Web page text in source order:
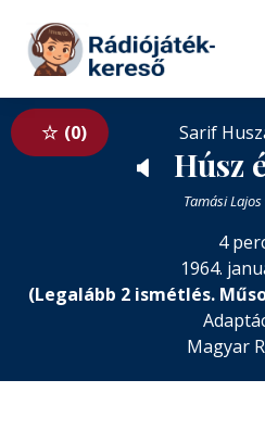
Tovább a tartalomhoz
0 Sarif
🔈 Húsz
Tamási Lajos
4
1964.
(Legalább 2 ismétlés.
Magyar